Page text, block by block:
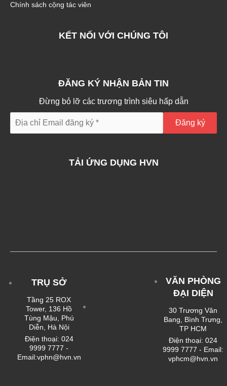
Chính sách cộng tác viên
KẾT NỐI VỚI CHÚNG TÔI
ĐĂNG KÝ NHẬN BẢN TIN
Đừng bỏ lỡ các trương trình siêu hấp dẫn
TẢI ỨNG DỤNG HVN
TRỤ SỞ
Tầng 25 ROX
Tower, 136 Hồ
Tùng Mậu, Phú
Diễn, Hà Nội
Điện thoại: 024
9999 7777 -
Email:vphn@hvn.vn
VĂN PHÒNG
ĐẠI DIỆN
30 Trương Văn
Bang, Bình Trưng,
TP HCM
Điện thoại: 024
9999 7777 - Email:
vphcm@hvn.vn